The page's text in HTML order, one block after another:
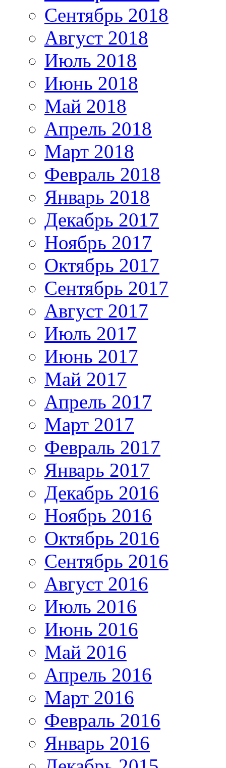
Сентябрь 2018
Август 2018
Июль 2018
Июнь 2018
Май 2018
Апрель 2018
Март 2018
Февраль 2018
Январь 2018
Декабрь 2017
Ноябрь 2017
Октябрь 2017
Сентябрь 2017
Август 2017
Июль 2017
Июнь 2017
Май 2017
Апрель 2017
Март 2017
Февраль 2017
Январь 2017
Декабрь 2016
Ноябрь 2016
Октябрь 2016
Сентябрь 2016
Август 2016
Июль 2016
Июнь 2016
Май 2016
Апрель 2016
Март 2016
Февраль 2016
Январь 2016